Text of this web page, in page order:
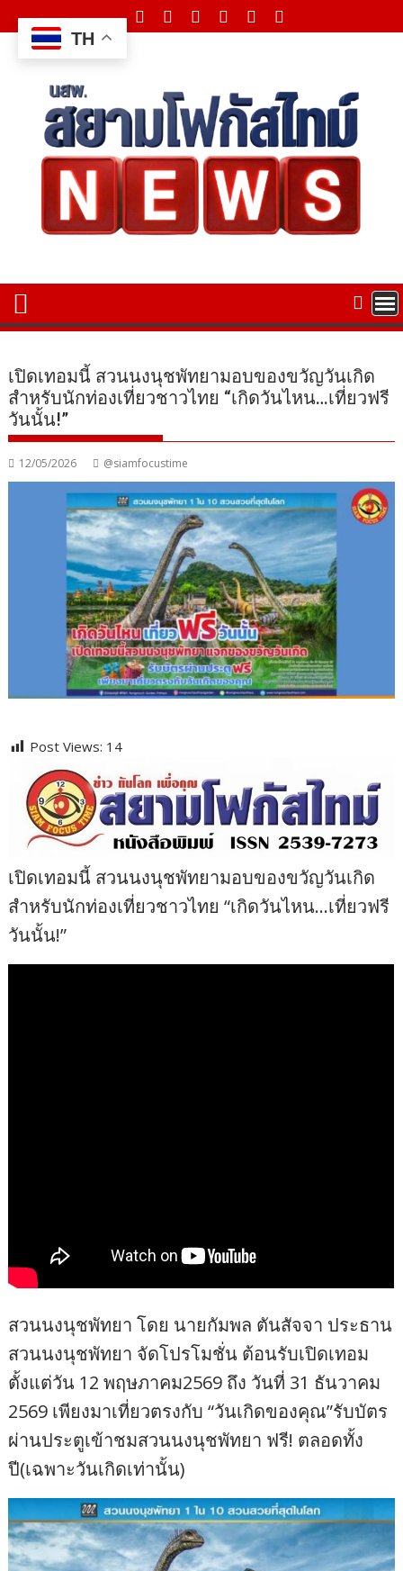
to
content
เปิดเทอมนี้ สวนนงนุชพัทยามอบของขวัญวันเกิด
สำหรับนักท่องเที่ยวชาวไทย “เกิดวันไหน…เที่ยวฟรี
วันนั้น!”
12/05/2026 @siamfocustime
Post Views: 14
เปิดเทอมนี้ สวนนงนุชพัทยามอบของขวัญวันเกิด
สำหรับนักท่องเที่ยวชาวไทย “เกิดวันไหน…เที่ยวฟรี
วันนั้น!”
สวนนงนุชพัทยา โดย นายกัมพล ตันสัจจา ประธาน
สวนนงนุชพัทยา จัดโปรโมชั่น ต้อนรับเปิดเทอม
ตั้งแต่วัน 12 พฤษภาคม2569 ถึง วันที่ 31 ธันวาคม
2569 เพียงมาเที่ยวตรงกับ “วันเกิดของคุณ”รับบัตร
ผ่านประตูเข้าชมสวนนงนุชพัทยา ฟรี! ตลอดทั้ง
ปี(เฉพาะวันเกิดเท่านั้น)
TH